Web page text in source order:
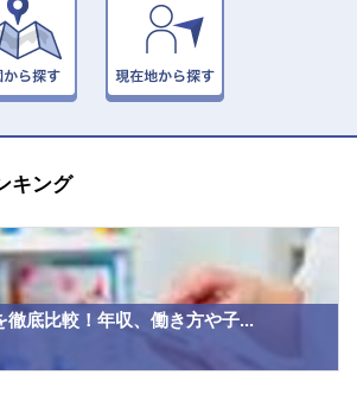
キング
徹底比較！年収、働き方や子...